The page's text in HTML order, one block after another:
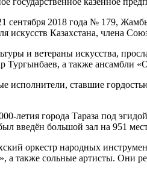
2018 года № 179,
искусств Казахстана, члена
и ветераны искусства,
а также ансамбли
исполнители, ставшие
летия города Тараза под
введён большой зал на 951
оркестр народных
а также сольные артисты. Они